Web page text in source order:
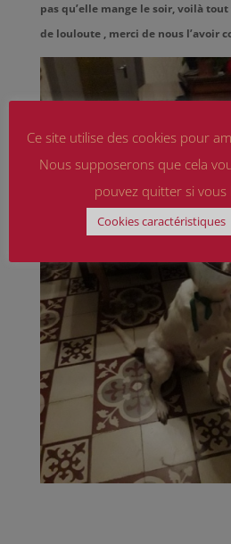
pas qu’elle mange le soir, voilà
de louloute , merci de nous l’avoir
Ce site utilise des cookies pour
Nous supposerons que cela
pouvez quitter si vous
Cookies caractéristiques